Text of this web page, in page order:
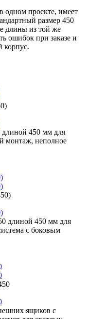
одном проекте, имеет
размер 450
длины из той же
ошибок при заказе и
корпус.
450 мм для
монтаж, неполное
длиной 450 мм для
с боковым
ящиков с